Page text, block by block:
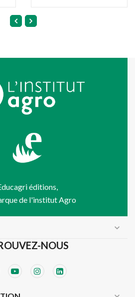
éditions,
de l'institut Agro
expand_more
NOUS